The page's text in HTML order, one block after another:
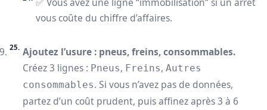
vous coûte du chiffre d’affaires.
Ajoutez l’usure : pneus, freins, consommables.
Créez 3 lignes : Pneus, Freins, Autres
consommables. Si vous n’avez pas de données,
partez d’un coût prudent, puis affinez après 3 à 6